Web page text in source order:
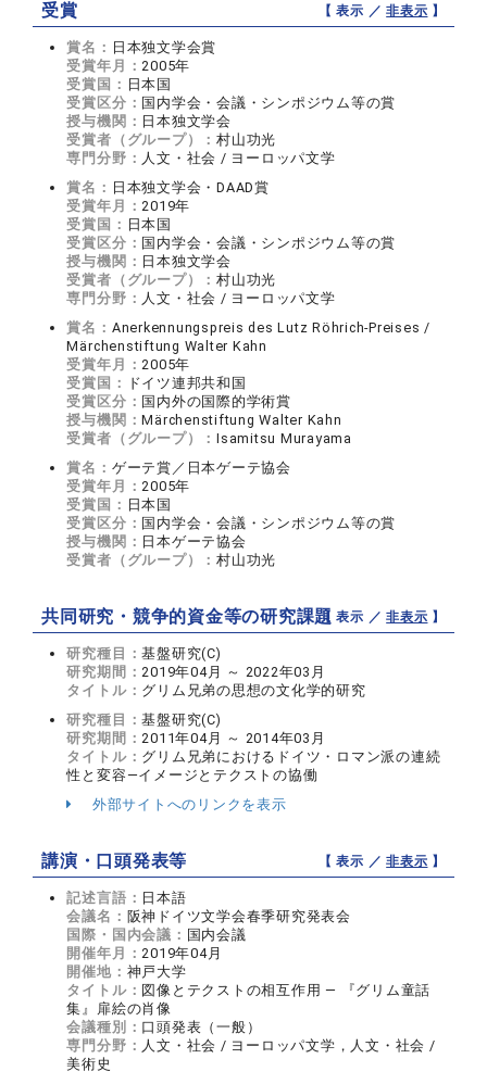
受賞 【 表示 ／非表示 】
賞名： 日本独文学会賞
受賞年月：2005年
受賞国： 日本国
受賞区分： 国内学会・会議・シンポジウム等の賞
授与機関： 日本独文学会
受賞者（グループ）：村山功光
専門分野： 人文・社会 / ヨーロッパ文学
賞名： 日本独文学会・DAAD賞
受賞年月：2019年
受賞国： 日本国
受賞区分： 国内学会・会議・シンポジウム等の賞
授与機関： 日本独文学会
受賞者（グループ）：村山功光
専門分野： 人文・社会 / ヨーロッパ文学
賞名： Anerkennungspreis des Lutz Röhrich-Preises /
Märchenstiftung Walter Kahn
受賞年月：2005年
受賞国：
ドイツ連邦共和国
受賞区分： 国内外の国際的学術賞
授与機関：Märchenstiftung Walter Kahn
受賞者（グループ）：Isamitsu Murayama
賞名： ゲーテ賞／日本ゲーテ協会
受賞年月：2005年
受賞国： 日本国
受賞区分： 国内学会・会議・シンポジウム等の賞
授与機関： 日本ゲーテ協会
受賞者（グループ）：村山功光
共同研究・競争的資金等の研究課題【 表示 ／非表示 】
研究種目：基盤研究(C)
研究期間：2019年04月 ～ 2022年03月
タイトル： グリム兄弟の思想の文化学的研究
研究種目：基盤研究(C)
研究期間：2011年04月 ～ 2014年03月
タイトル： グリム兄弟におけるドイツ・ロマン派の連続
性と変容―イメージとテクストの協働
外部サイトへのリンクを表示
講演・口頭発表等 【 表示 ／非表示 】
記述言語： 日本語
会議名： 阪神ドイツ文学会春季研究発表会
国際・国内会議： 国内会議
開催年月：2019年04月
開催地： 神戸大学
タイトル： 図像とテクストの相互作用 ― 『グリム童話
集』扉絵の肖像
会議種別： 口頭発表（一般）
専門分野： 人文・社会 / ヨーロッパ文学，人文・社会 /
美術史